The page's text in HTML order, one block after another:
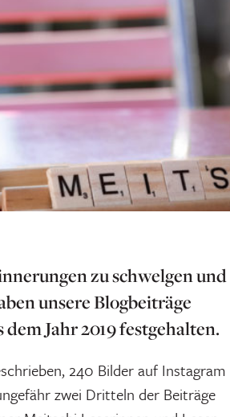
zu schwelgen und
unsere Blogbeiträge
Jahr 2019 festgehalten.
240 Bilder auf Instagram
zwei Dritteln der Beiträge